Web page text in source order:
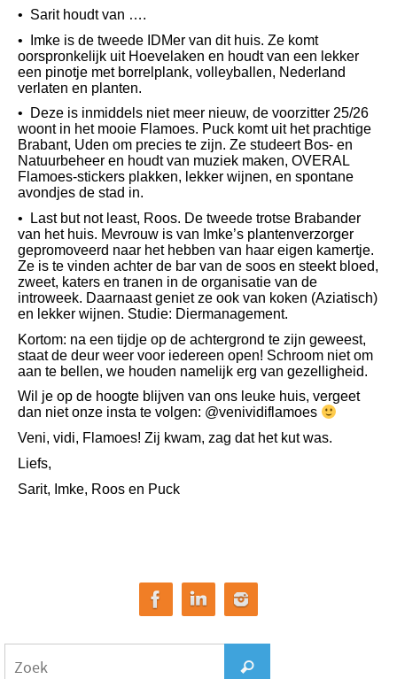
•⁠ ⁠Sarit houdt van ….
•⁠ ⁠Imke is de tweede IDMer van dit huis. Ze komt
oorspronkelijk uit Hoevelaken en houdt van een lekker
een pinotje met borrelplank, volleyballen, Nederland
verlaten en planten.
•⁠ ⁠Deze is inmiddels niet meer nieuw, de voorzitter 25/26
woont in het mooie Flamoes. Puck komt uit het prachtige
Brabant, Uden om precies te zijn. Ze studeert Bos- en
Natuurbeheer en houdt van muziek maken, OVERAL
Flamoes-stickers plakken, lekker wijnen, en spontane
avondjes de stad in.
•⁠ ⁠Last but not least, Roos. De tweede trotse Brabander
van het huis. Mevrouw is van Imke’s plantenverzorger
gepromoveerd naar het hebben van haar eigen kamertje.
Ze is te vinden achter de bar van de soos en steekt bloed,
zweet, katers en tranen in de organisatie van de
introweek. Daarnaast geniet ze ook van koken (Aziatisch)
en lekker wijnen. Studie: Diermanagement.
Kortom: na een tijdje op de achtergrond te zijn geweest,
staat de deur weer voor iedereen open! Schroom niet om
aan te bellen, we houden namelijk erg van gezelligheid.
Wil je op de hoogte blijven van ons leuke huis, vergeet
dan niet onze insta te volgen: @venividiflamoes
Veni, vidi, Flamoes! Zij kwam, zag dat het kut was.
Liefs,
Sarit, Imke, Roos en Puck